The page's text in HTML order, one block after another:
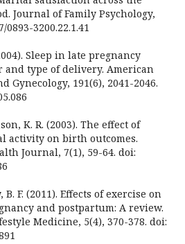
Journal of Family Psychology,
0893-3200.22.1.41
Sleep in late pregnancy
type of delivery. American
Gynecology, 191(6), 2041-2046.
K. R. (2003). The effect of
activity on birth outcomes.
Journal, 7(1), 59-64. doi:
F. (2011). Effects of exercise on
and postpartum: A review.
Medicine, 5(4), 370-378. doi: